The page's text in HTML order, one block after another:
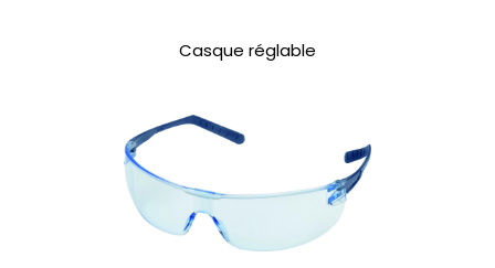
Casque réglable